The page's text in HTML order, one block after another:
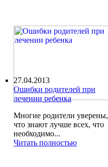
27.04.2013
Ошибки родителей при
лечении ребенка
Многие родители уверены,
что знают лучше всех, что
необходимо...
Читать полностью